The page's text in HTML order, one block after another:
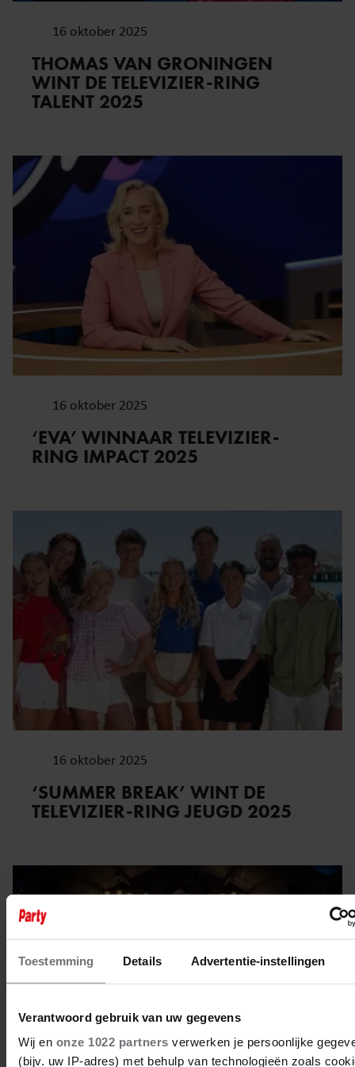
Toestemming Details Advertentie-instellingen
Verantwoord gebruik van uw gegevens
Wij en onze 1022 partners verwerken je persoonlijke
(bijv. uw IP-adres) met behulp van technologieën zoals
16 oktober 2025
THOMAS VAN GRONINGEN
WINT DE TELEVIZIER-RING
TALENT 2025
16 oktober 2025
‘EVA’ WINNAAR TELEVIZIER-
RING IMPACT 2025
16 oktober 2025
‘SUMMER BREAK’ WINT DE
TELEVIZIER-RING JEUGD 2025